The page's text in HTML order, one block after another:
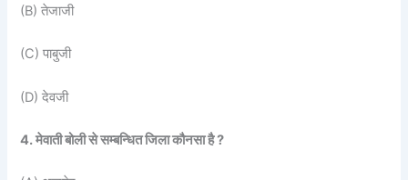
(B) तेजाजी
(C) पाबुजी
(D) देवजी
4. मेवाती बोली से सम्बन्धित जिला कौनसा है ?